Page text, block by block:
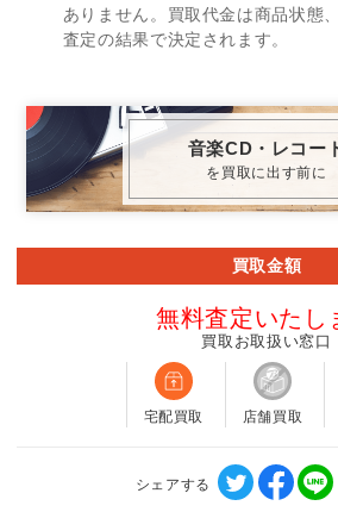
ありません。買取代金は商品状態
査定の結果で決定されます。
音楽CD・レコー
を買取に出す前に
買取金額
無料査定いたし
買取お取扱い窓口
宅配買取 店舗買取
シェアする